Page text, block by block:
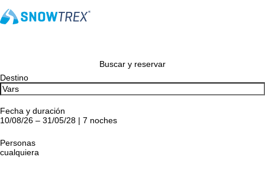
Buscar y reservar
Destino
Fecha y duración
10/08/26 – 31/05/28 | 7 noches
Personas
cualquiera